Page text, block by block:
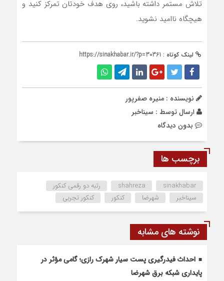
تلاش مستمر داشته باشید، روی هدف خودتان تمرکز کنید و
هیچگاه ناامید نشوید.
لینک کوتاه : https://sinakhabar.ir/?p=30361
نویسنده : منیره صفرپور
ارسال توسط : سیناخبر
بدون دیدگاه
برچسب ها
shahreza sinakhabar
رتبه دو رقمی کنکور
سیناخبر
شهرضا کنکور کنکور تجربی
نوشته های مشابه
احداث فیدرگیری پست سیار شهرک رازی؛ گامی مؤثر در
پایداری شبکه برق شهرضا